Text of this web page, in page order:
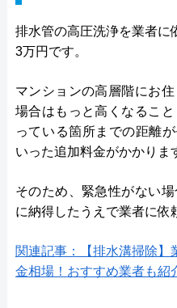
排水管の高圧洗浄を業者に
3万円です。
マンションの高層階にお
場合はもっと高くなるこ
っている箇所までの距離
いった追加料金がかかりま
そのため、緊急性がない
に納得したうえで業者に依
関連記事：【排水溝掃除
金相場！おすすめ業者も紹